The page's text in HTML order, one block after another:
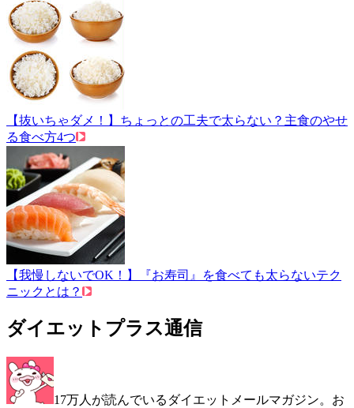
【抜いちゃダメ！】ちょっとの工夫で太らない？主食のやせ
る食べ方4つ
【我慢しないでOK！】『お寿司』を食べても太らないテク
ニックとは？
ダイエットプラス通信
17万人が読んでいるダイエットメールマガジン。お